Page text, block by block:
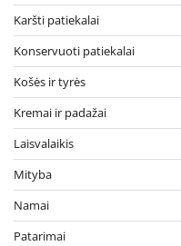
Karšti patiekalai
Konservuoti patiekalai
Košės ir tyrės
Kremai ir padažai
Laisvalaikis
Mityba
Namai
Patarimai